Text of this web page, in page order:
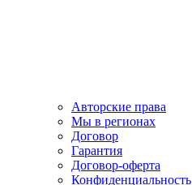
Авторские права
Мы в регионах
Договор
Гарантия
Договор-оферта
Конфиденциальность